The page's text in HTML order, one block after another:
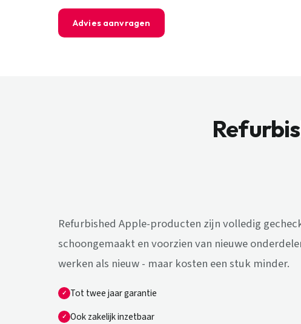
Advies aanvragen
Refurbished Apple-producten zijn volledig
schoongemaakt en voorzien van nieuwe
werken als nieuw - maar kosten een stuk minder.
Tot twee jaar garantie
Ook zakelijk inzetbaar